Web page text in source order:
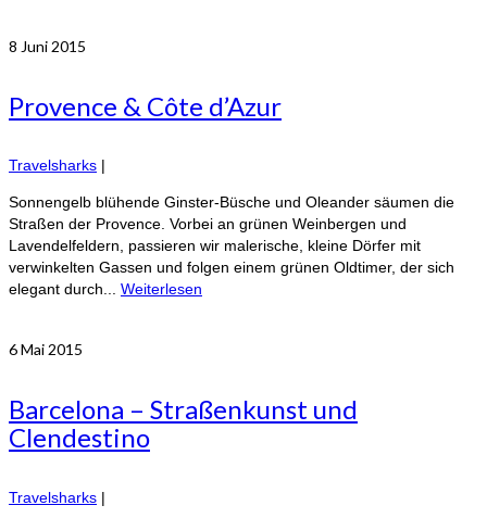
8 Juni 2015
Provence & Côte d’Azur
Travelsharks |
Sonnengelb blühende Ginster-Büsche und Oleander säumen die
Straßen der Provence. Vorbei an grünen Weinbergen und
Lavendelfeldern, passieren wir malerische, kleine Dörfer mit
verwinkelten Gassen und folgen einem grünen Oldtimer, der sich
elegant durch... Weiterlesen
6Mai 2015
Barcelona – Straßenkunst und
Clendestino
Travelsharks |